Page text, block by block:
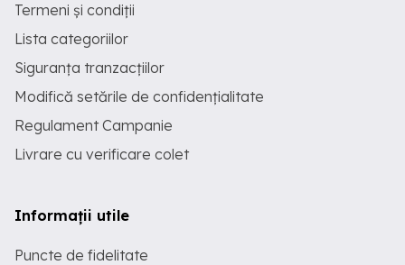
Termeni și condiții
Lista categoriilor
Siguranța tranzacțiilor
Modifică setările de confidențialitate
Regulament Campanie
Livrare cu verificare colet
Informații utile
Puncte de fidelitate